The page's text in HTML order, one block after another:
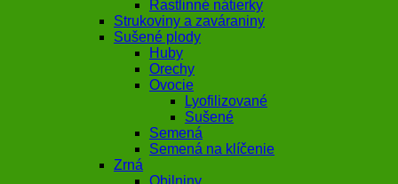
Rastlinné nátierky
Strukoviny a zaváraniny
Sušené plody
Huby
Orechy
Ovocie
Lyofilizované
Sušené
Semená
Semená na klíčenie
Zrná
Obilniny